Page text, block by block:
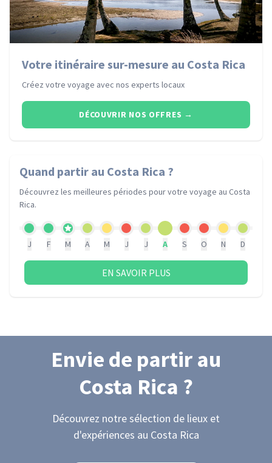
Votre itinéraire sur-mesure au Costa Rica
Créez votre voyage avec nos experts locaux
DÉCOUVRIR NOS OFFRES →
Quand partir au Costa Rica ?
Découvrez les meilleures périodes pour votre voyage au Costa
Rica.
J F M A M J J A S O N D
EN SAVOIR PLUS
Envie de partir au
Costa Rica ?
Découvrez notre sélection de lieux et
d'expériences au Costa Rica